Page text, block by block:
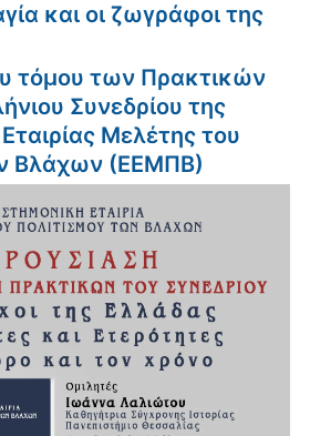
και οι ζωγράφοι της
τόμου των Πρακτικών
Συνεδρίου της
Μελέτης του
Βλάχων (ΕΕΜΠΒ)